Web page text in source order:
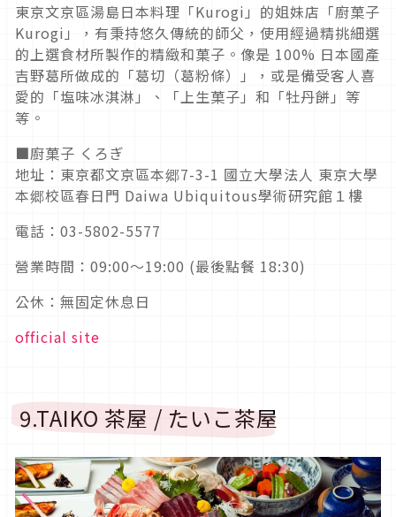
東京文京區湯島日本料理「Kurogi」的姐妹店「廚菓子
Kurogi」，有秉持悠久傳統的師父，使用經過精挑細選
的上選食材所製作的精緻和菓子。像是 100% 日本國產
吉野葛所做成的「葛切（葛粉條）」，或是備受客人喜
愛的「塩味冰淇淋」、「上生菓子」和「牡丹餅」等
等。
■廚菓子 くろぎ
地址：東京都文京區本郷7-3-1 國立大學法人 東京大學
本郷校區春日門 Daiwa Ubiquitous學術研究館１樓
電話：03-5802-5577
營業時間：09:00～19:00 (最後點餐 18:30)
公休：無固定休息日
official site
9.TAIKO 茶屋 / たいこ茶屋